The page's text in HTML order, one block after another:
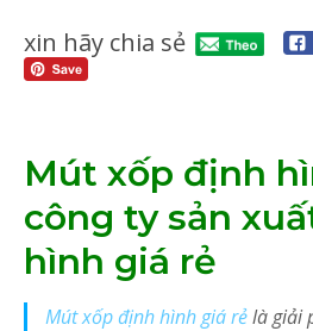
xin hãy chia sẻ
Mút xốp định
công ty sản
hình giá rẻ
Mút xốp định hình giá rẻlà giải